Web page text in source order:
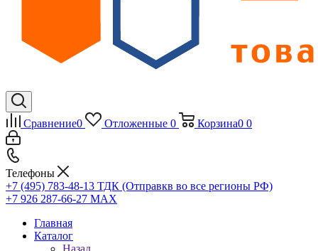
Сравнение0 Отложенные 0 Корзина0 0
Телефоны
+7 (495) 783-48-13 ТДК (Отправкв во все регионы РФ)
+7 926 287-66-27 МАХ
Главная
Каталог
Назад